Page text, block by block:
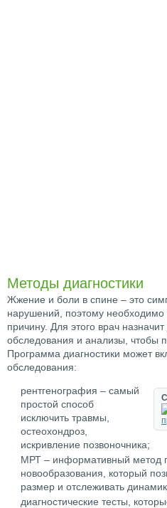
Методы диагностики
Жжение и боли в спине – это
нарушений, поэтому необходимо
причину. Для этого врач
обследования и анализы, чтобы
Программа диагностики может
обследования:
рентгенография – самый
простой способ
исключить травмы,
остеохондроз,
искривление позвоночника;
МРТ – информативный метод
новообразования, который
размер и отслеживать
диагностические тесты,